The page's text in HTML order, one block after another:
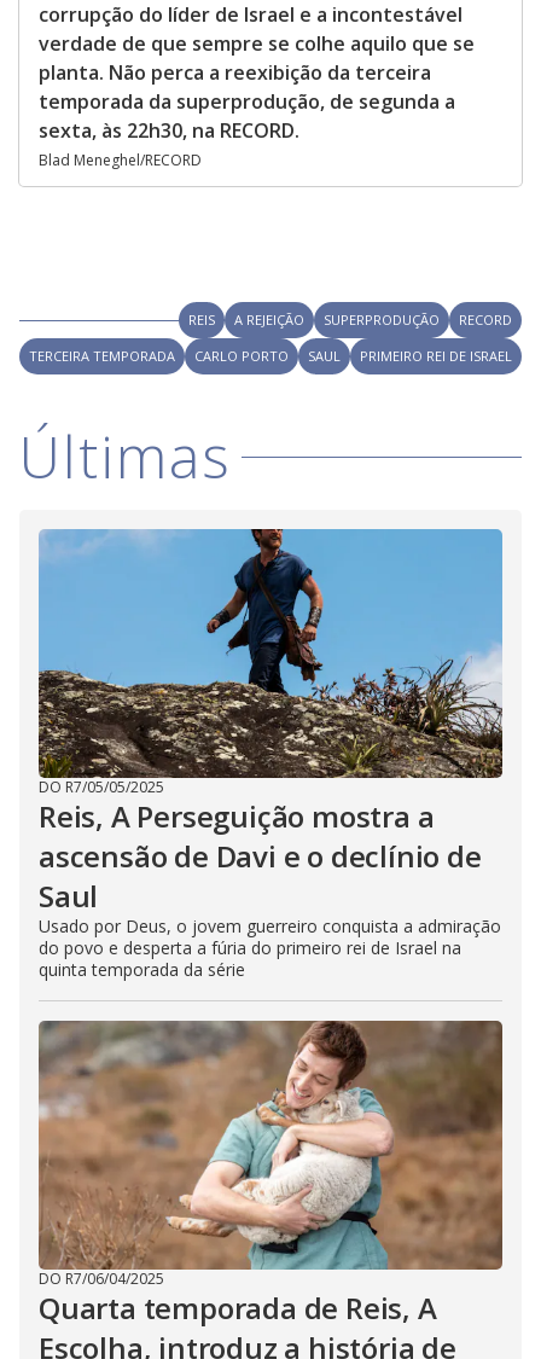
corrupção do líder de Israel e a incontestável
verdade de que sempre se colhe aquilo que se
planta. Não perca a reexibição da terceira
temporada da superprodução, de segunda a
sexta, às 22h30, na RECORD.
Blad Meneghel/RECORD
REIS A REJEIÇÃO SUPERPRODUÇÃO
RECORD
TERCEIRA TEMPORADA
CARLO PORTO SAUL PRIMEIRO REI DE ISRAEL
Últimas
DO R7/05/05/2025
Reis, A Perseguição mostra a
ascensão de Davi e o declínio de
Saul
Usado por Deus, o jovem guerreiro conquista a admiração
do povo e desperta a fúria do primeiro rei de Israel na
quinta temporada da série
DO R7/06/04/2025
Quarta temporada de Reis, A
Escolha, introduz a história de